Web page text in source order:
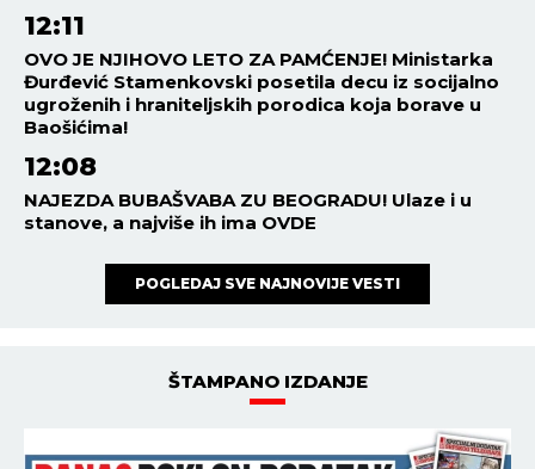
12:11
OVO JE NJIHOVO LETO ZA PAMĆENJE! Ministarka
Đurđević Stamenkovski posetila decu iz socijalno
ugroženih i hraniteljskih porodica koja borave u
Baošićima!
12:08
NAJEZDA BUBAŠVABA ZU BEOGRADU! Ulaze i u
stanove, a najviše ih ima OVDE
POGLEDAJ SVE NAJNOVIJE VESTI
ŠTAMPANO IZDANJE